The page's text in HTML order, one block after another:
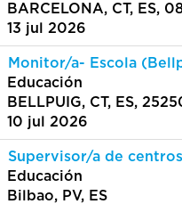
BARCELONA, CT, ES,
13 jul 2026
Monitor/a- Escola
Educación
BELLPUIG, CT, ES,
10 jul 2026
Supervisor/a de
Educación
Bilbao, PV, ES